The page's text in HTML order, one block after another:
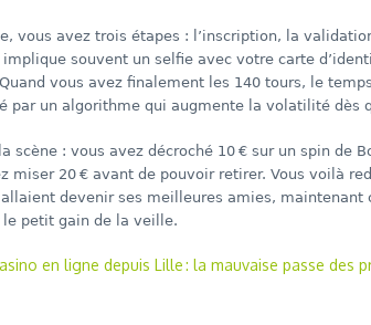
vous avez trois étapes : l’inscription, la
souvent un selfie avec votre carte
vous avez finalement les 140 tours, le
par un algorithme qui augmente la volatilité dès
scène : vous avez décroché 10 € sur un spin de
miser 20 € avant de pouvoir retirer. Vous voilà
devenir ses meilleures amies, maintenant
le petit gain de la veille.
en ligne depuis Lille : la mauvaise passe des